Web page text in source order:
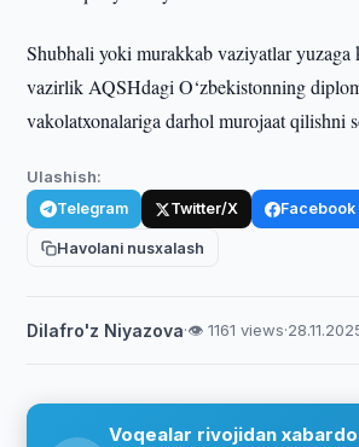
Shubhali yoki murakkab vaziyatlar yuzaga
vazirlik AQSHdagi O‘zbekistonning
vakolatxonalariga darhol murojaat qilishni
Ulashish:
Telegram Twitter/X Facebook
Havolani nusxalash
Dilafro'z Niyazova·👁 1161 views·
Voqealar rivojidan